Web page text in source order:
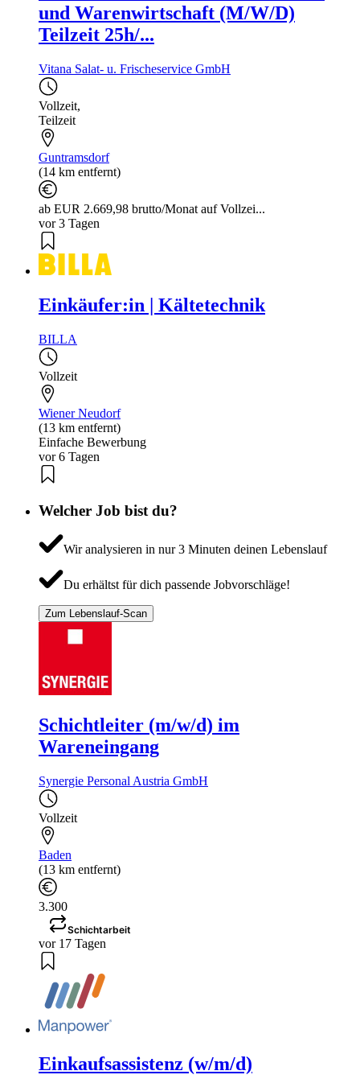
und Warenwirtschaft (M/W/D)
Teilzeit 25h/...
Vitana Salat- u. Frischeservice GmbH
Vollzeit,
Teilzeit
Guntramsdorf
(14 km entfernt)
ab EUR 2.669,98 brutto/Monat auf Vollzei...
vor 3 Tagen
Einkäufer:in | Kältetechnik
BILLA
Vollzeit
Wiener Neudorf
(13 km entfernt)
Einfache Bewerbung
vor 6 Tagen
Welcher Job bist du?
Wir analysieren in nur 3 Minuten deinen Lebenslauf
Du erhältst für dich passende Jobvorschläge!
Zum Lebenslauf-Scan
Schichtleiter (m/w/d) im
Wareneingang
Synergie Personal Austria GmbH
Vollzeit
Baden
(13 km entfernt)
3.300
Schichtarbeit
vor 17 Tagen
Einkaufsassistenz (w/m/d)